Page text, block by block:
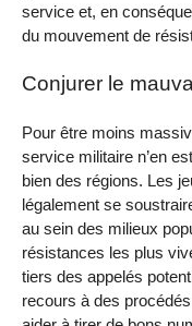
service et, en
du mouvement de
Conjurer le
Pour être moins
service militaire n’en
bien des régions. Les
légalement se
au sein des milieux
résistances les plus
tiers des appelés
recours à des